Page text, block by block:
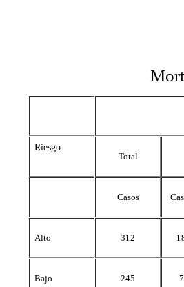
Riesgo
Total
Casos
Alto 312
Bajo 245 7